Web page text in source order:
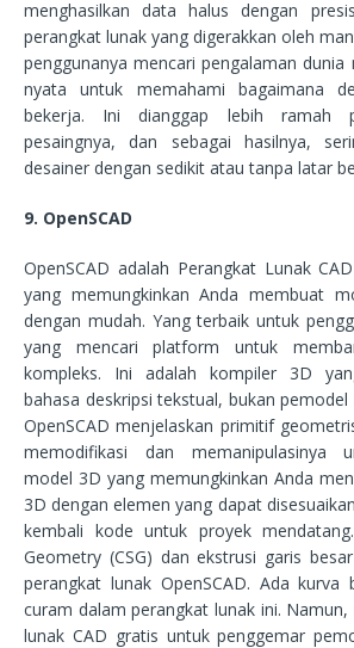
menghasilkan data halus dengan
perangkat lunak yang digerakkan oleh
penggunanya mencari pengalaman
nyata untuk memahami bagaimana
bekerja. Ini dianggap lebih ramah
pesaingnya, dan sebagai hasilnya,
desainer dengan sedikit atau tanpa latar
9. OpenSCAD
OpenSCAD adalah Perangkat Lunak
yang memungkinkan Anda membuat
dengan mudah. Yang terbaik untuk
yang mencari platform untuk
kompleks. Ini adalah kompiler 3D
bahasa deskripsi tekstual, bukan pemodel
OpenSCAD menjelaskan primitif
memodifikasi dan memanipulasinya
model 3D yang memungkinkan Anda
3D dengan elemen yang dapat
kembali kode untuk proyek
Geometry (CSG) dan ekstrusi garis
perangkat lunak OpenSCAD. Ada kurva
curam dalam perangkat lunak ini.
lunak CAD gratis untuk penggemar